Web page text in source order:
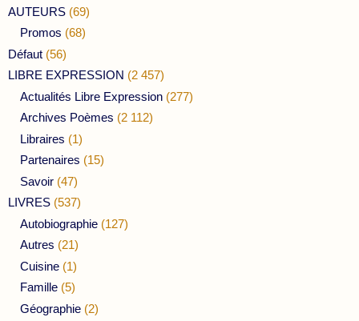
AUTEURS (69)
Promos (68)
Défaut (56)
LIBRE EXPRESSION (2 457)
Actualités Libre Expression (277)
Archives Poèmes (2 112)
Libraires (1)
Partenaires (15)
Savoir (47)
LIVRES (537)
Autobiographie (127)
Autres (21)
Cuisine (1)
Famille (5)
Géographie (2)